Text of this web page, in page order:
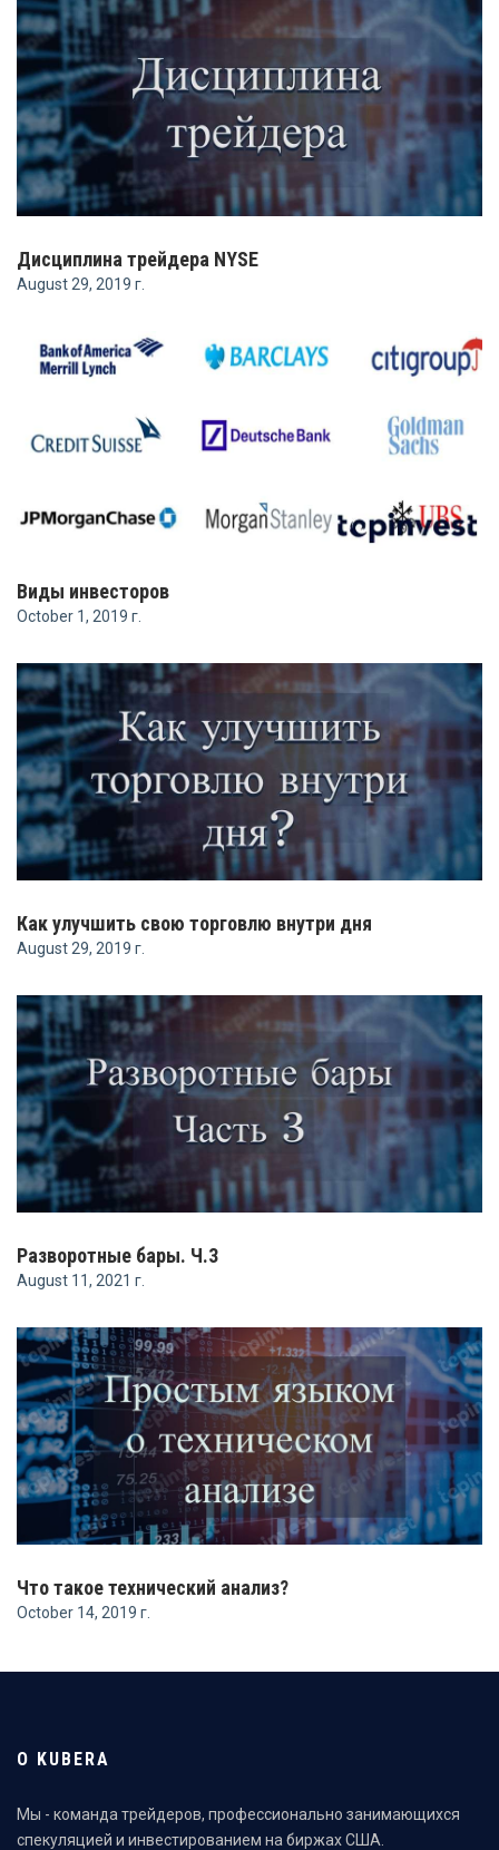
Дисциплина трейдера NYSE
August 29, 2019 г.
Виды инвесторов
October 1, 2019 г.
Как улучшить свою торговлю внутри дня
August 29, 2019 г.
Разворотные бары. Ч.3
August 11, 2021 г.
Что такое технический анализ?
October 14, 2019 г.
О KUBERA
Мы - команда трейдеров, профессионально занимающихся
спекуляцией и инвестированием на биржах США.